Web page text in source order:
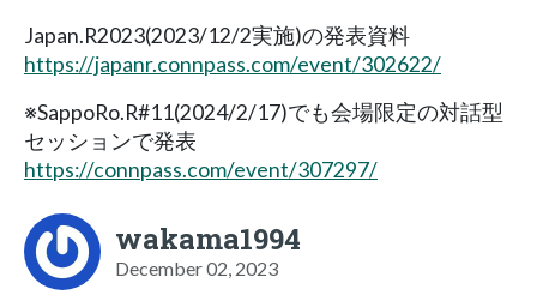
Japan.R2023(2023/12/2実施)の発表資料
https://japanr.connpass.com/event/302622/
※SappoRo.R#11(2024/2/17)でも会場限定の対話型
セッションで発表
https://connpass.com/event/307297/
wakama1994
December 02, 2023